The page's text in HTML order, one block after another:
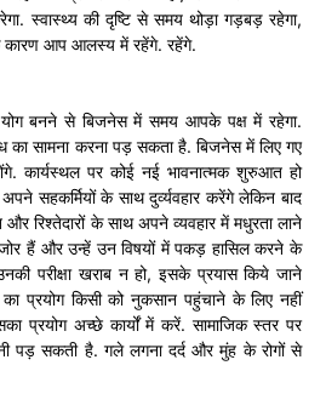
स्वास्थ्य की दृष्टि से समय थोड़ा गड़बड़ रहेगा,
कारण आप आलस्य में रहेंगे. रहेंगे.
योग बनने से बिजनेस में समय आपके पक्ष में रहेगा.
का सामना करना पड़ सकता है. बिजनेस में लिए गए
कार्यस्थल पर कोई नई भावनात्मक शुरुआत हो
सहकर्मियों के साथ दुर्व्यवहार करेंगे लेकिन बाद
रिश्तेदारों के साथ अपने व्यवहार में मधुरता लाने
हैं और उन्हें उन विषयों में पकड़ हासिल करने के
परीक्षा खराब न हो, इसके प्रयास किये जाने
का प्रयोग किसी को नुकसान पहुंचाने के लिए नहीं
प्रयोग अच्छे कार्यों में करें. सामाजिक स्तर पर
पड़ सकती है. गले लगना दर्द और मुंह के रोगों से